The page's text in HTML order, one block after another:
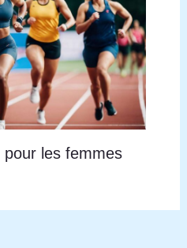
les femmes